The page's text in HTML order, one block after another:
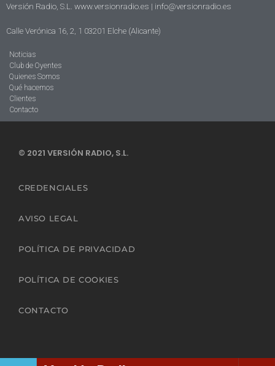
Versión Radio, S.L. www.versionradio.es | info@versionradio.es
Calle Verónica 16, 2, 1 03201 Elche (Alicante)
Noticias
Club de Oyentes
Quienes Somos
Qué hacemos
Clientes
Contacto
© 2021 VERSIÓN RADIO, S.L.
CREDENCIALES
AVISO LEGAL
POLÍTICA DE PRIVACIDAD
POLÍTICA DE COOKIES
CONTACTO